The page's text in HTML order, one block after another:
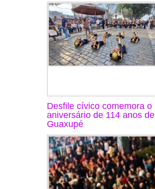
Desfile cívico comemora o
aniversário de 114 anos de
Guaxupé